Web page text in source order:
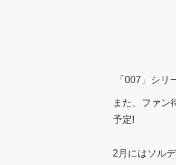
「007」シリ
また、ファン
予定!
2月にはソル